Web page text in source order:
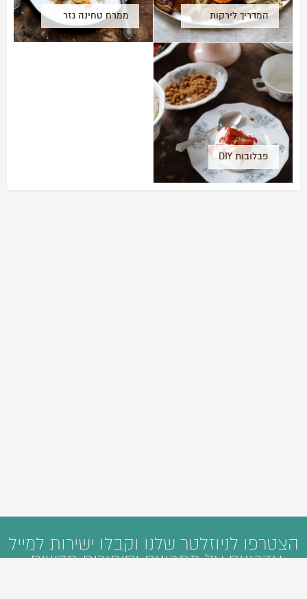
המדריך לירקות
צלויים (אנטיפסטי)
ממרח טחינה גזר
ותבשיל חומוס ועלי
פבלובות DIY
הצטרפו לניוזלטר שלנו וקבלו ישירות למייל
עדכונים על מתכונים וסיפורים חדשים: